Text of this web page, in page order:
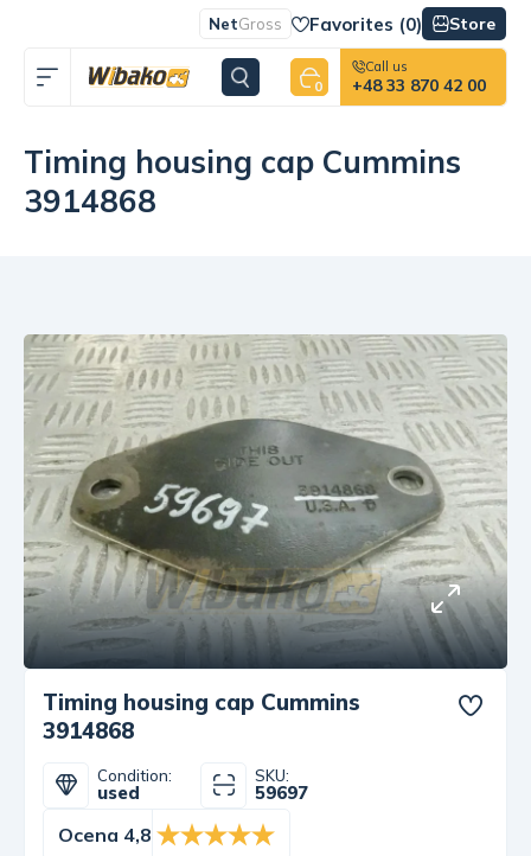
NetGross Favorites (0) Store
0
Call us
+48 33 870 42 00
Timing housing cap Cummins
3914868
Timing housing cap Cummins
3914868
Condition:
used
SKU:
59697
Ocena 4,8